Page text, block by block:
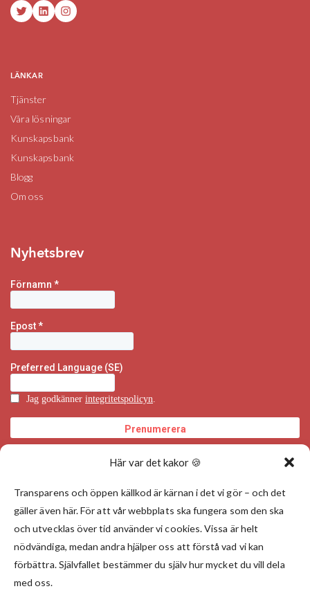
Här var det kakor 🍪
Transparens och öppen källkod är kärnan i det vi gör – och det
gäller även här. För att vår webbplats ska fungera som den ska
och utvecklas över tid använder vi cookies. Vissa är helt
nödvändiga, medan andra hjälper oss att förstå vad vi kan
förbättra. Självfallet bestämmer du själv hur mycket du vill dela
med oss.
TwitterLinkedInInstagram
LÄNKAR
Tjänster
Våra lösningar
Kunskapsbank
Kunskapsbank
Blogg
Om oss
Nyhetsbrev